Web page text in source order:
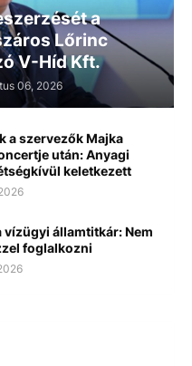
a
Lőrinc
V-Híd Kft.
06, 2026
a szervezők Majka
után: Anyagi
keletkezett
vízügyi államtitkár: Nem
foglalkozni